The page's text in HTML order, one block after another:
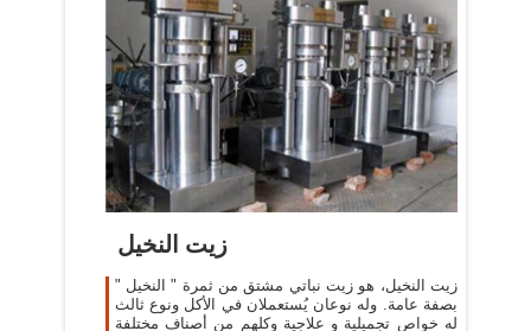
زيت النخيل
زيت النخيل، هو زيت نباتي مشتق من ثمرة " النخيل "
بصفة عامة. وله نوعان يُستعملان في الأكل ونوع ثالث
له خواص تجميلية و علاجية وكلهم من أصناف مختلفة